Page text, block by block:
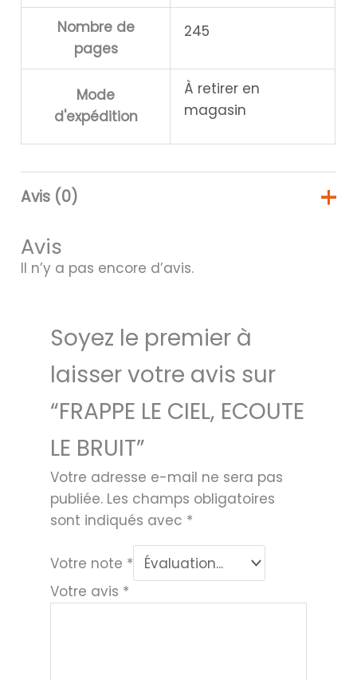
Nombre de
pages
245
Mode
d'expédition
À retirer en
magasin
Avis (0)
Avis
Il n’y a pas encore d’avis.
Soyez le premier à
laisser votre avis sur
“FRAPPE LE CIEL, ECOUTE
LE BRUIT”
Votre adresse e-mail ne sera pas
publiée. Les champs obligatoires
sont indiqués avec *
Votre note *
Votre avis *